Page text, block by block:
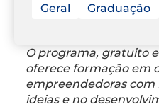
Geral Graduação
O programa, gratuito e
oferece formação em
empreendedoras com
ideias e no